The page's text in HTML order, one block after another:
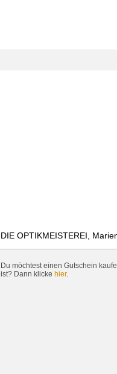
DIE OPTIKMEISTEREI,
Du möchtest einen Gutschein
ist? Dann klicke hier.